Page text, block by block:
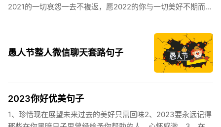
2021的一切哀怨一去不複返，愿2022的你与一切美好不期而
愚人节整人微信聊天套路句子
2023你好优美句子
1、珍惜现在展望未来过去的美好只需回味2、2023要永远记得